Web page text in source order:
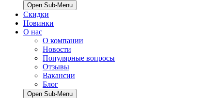
Open Sub-Menu
Скидки
Новинки
О нас
О компании
Новости
Популярные вопросы
Отзывы
Вакансии
Блог
Open Sub-Menu